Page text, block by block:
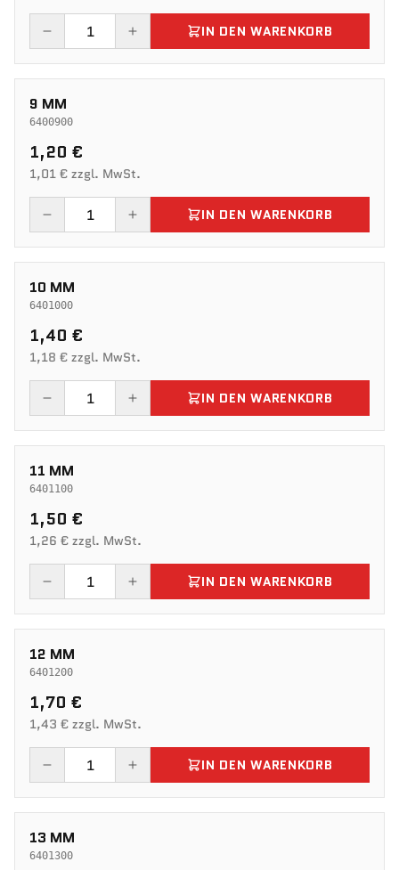
IN DEN WARENKORB
9 MM
6400900
1,20 €
1,01 € zzgl. MwSt.
IN DEN WARENKORB
10 MM
6401000
1,40 €
1,18 € zzgl. MwSt.
IN DEN WARENKORB
11 MM
6401100
1,50 €
1,26 € zzgl. MwSt.
IN DEN WARENKORB
12 MM
6401200
1,70 €
1,43 € zzgl. MwSt.
IN DEN WARENKORB
13 MM
6401300